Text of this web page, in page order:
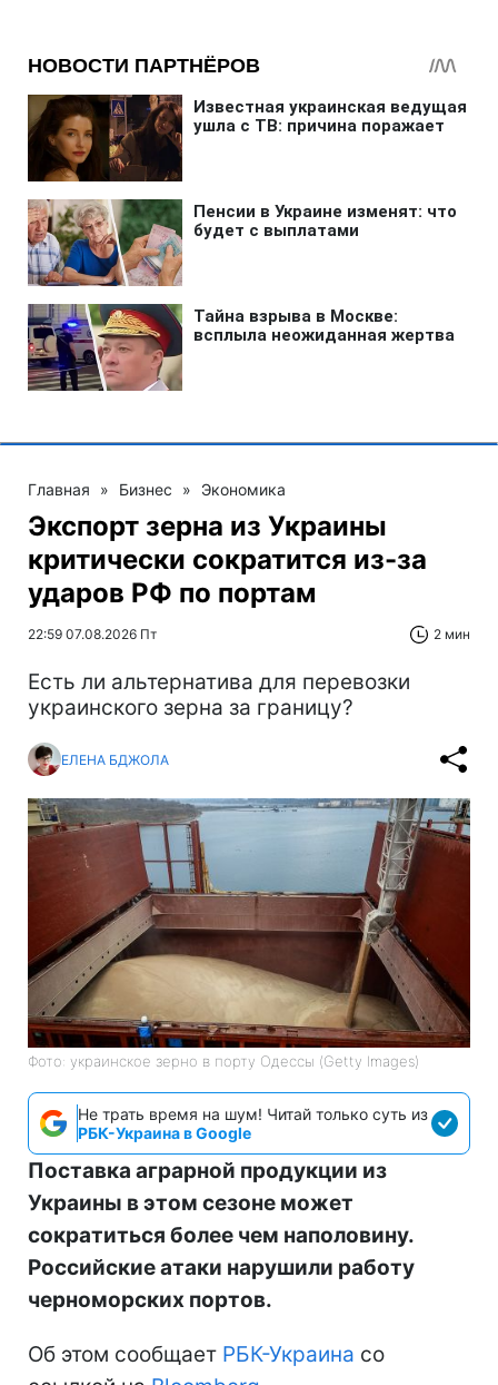
Главная » Бизнес » Экономика
Экспорт зерна из Украины
критически сократится из-за
ударов РФ по портам
22:59 07.08.2026 Пт 2 мин
Есть ли альтернатива для перевозки
украинского зерна за границу?
ЕЛЕНА БДЖОЛА
Фото: украинское зерно в порту Одессы (Getty Images)
Не трать время на шум! Читай только суть из
РБК-Украина в Google
Поставка аграрной продукции из
Украины в этом сезоне может
сократиться более чем наполовину.
Российские атаки нарушили работу
черноморских портов.
Об этом сообщает РБК-Украина со